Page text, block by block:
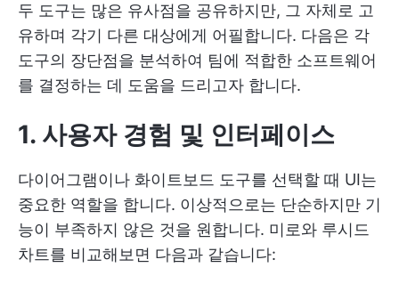
두 도구는 많은 유사점을 공유하지만, 그 자체로 고
유하며 각기 다른 대상에게 어필합니다. 다음은 각
도구의 장단점을 분석하여 팀에 적합한 소프트웨어
를 결정하는 데 도움을 드리고자 합니다.
1. 사용자 경험 및 인터페이스
다이어그램이나 화이트보드 도구를 선택할 때 UI는
중요한 역할을 합니다. 이상적으로는 단순하지만 기
능이 부족하지 않은 것을 원합니다. 미로와 루시드
차트를 비교해보면 다음과 같습니다: